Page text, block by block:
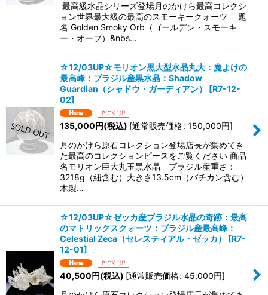
最高級水晶シリーズ登場月のかけら最高コレクシ
ョン世界最大級の最高のスモーキークォーツ 題
名 Golden Smoky Orb（ゴールデン・スモーキ
ー・オーブ）&nbs…
☆12/03UP☆モリオン黒大型水晶丸大：魔よけの
最高峰：ブラジル産黒水晶：Shadow
Guardian（シャドウ・ガーディアン）
[R7-12-
02]
135,000円(税込) [通常販売価格: 150,000円]
月のかけら原石コレクション登場店長が集めてき
た最高のコレクションピースをご覧ください 商品
名モリオン巨大丸玉黒水晶 ブラジル産重さ：
3218g（紐含む）大きさ13.5cm（バチカン含む）
木製…
☆12/03UP☆ゼッカ産ブラジル水晶の奇跡：最高
のマトリックスクォーツ：ブラジル産最高峰：
Celestial Zeca（セレスティアル・ゼッカ）
[R7-
12-01]
40,500円(税込) [通常販売価格: 45,000円]